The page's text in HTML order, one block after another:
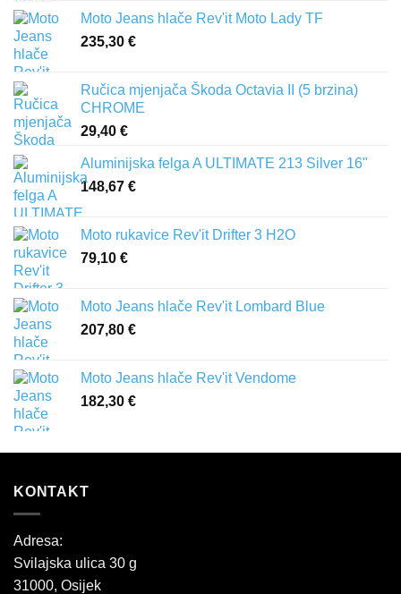
Moto Jeans hlače Rev'it Moto Lady TF
235,30 €
Ručica mjenjača Škoda Octavia II (5 brzina)
CHROME
29,40 €
Aluminijska felga A ULTIMATE 213 Silver 16"
148,67 €
Moto rukavice Rev'it Drifter 3 H2O
79,10 €
Moto Jeans hlače Rev'it Lombard Blue
207,80 €
Moto Jeans hlače Rev'it Vendome
182,30 €
KONTAKT
Adresa:
Svilajska ulica 30 g
31000, Osijek